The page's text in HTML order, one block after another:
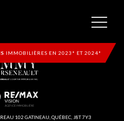
IMMOBILIÈRES EN 2023* ET 2024*
102 GATINEAU, QUÉBEC, J8T 7Y3